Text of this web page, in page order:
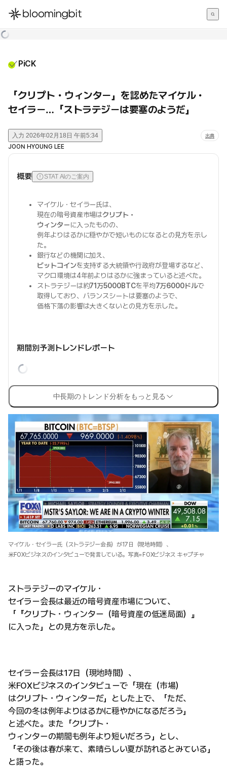
한국어
PiCK
「クリプト・ウィンター」を認めたマイケル・
セイラー…「ストラテジーは要塞のようだ」
入力 2026年02月18日 午前5:34 出典
JOON HYOUNG LEE
概要 STAT AIのご案内
マイケル・セイラー氏は、
現在の暗号資産市場はクリプト・
ウィンターに入ったものの、
例年よりはるかに穏やかで短いものになるとの見方を示し
た。
銀行などの機関に加え、
ビットコインを支持する大統領や行政府が登場するなど、
マクロ環境は4年前よりはるかに強まっていると述べた。
ストラテジーは約71万5000BTCを平均7万6000ドルで
取得しており、バランスシートは要塞のようで、
価格下落の影響は大きくないとの見方を示した。
期間別予測トレンドレポート
中長期のトレンド分析をもっと見る
マイケル・セイラー氏（ストラテジー会長）が17日（現地時間）、
米FOXビジネスのインタビューで発言している。写真=FOXビジネス キャプチャ
ストラテジーのマイケル・
セイラー会長は最近の暗号資産市場について、
「『クリプト・ウィンター（暗号資産の低迷局面）』
に入った」との見方を示した。
セイラー会長は17日（現地時間）、
米FOXビジネスのインタビューで「現在（市場）
はクリプト・ウィンターだ」とした上で、「ただ、
今回の冬は例年よりはるかに穏やかになるだろう」
と述べた。また「クリプト・
ウィンターの期間も例年より短いだろう」とし、
「その後は春が来て、素晴らしい夏が訪れるとみている」
と語った。